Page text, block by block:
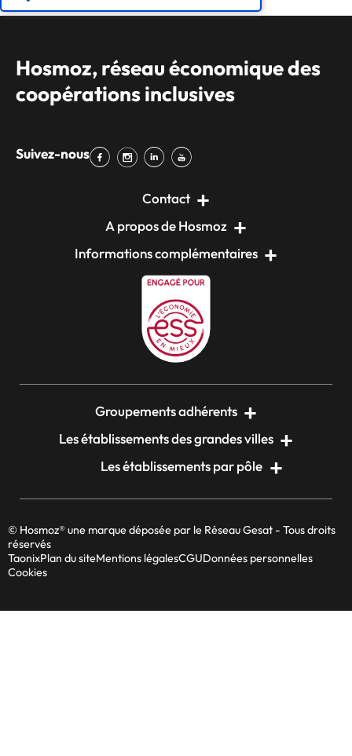
Hosmoz, réseau économique des
coopérations inclusives
Suivez-nous
Contact
A propos de Hosmoz
Informations complémentaires
Groupements adhérents
Les établissements des grandes villes
Les établissements par pôle
© Hosmoz® une marque déposée par le Réseau Gesat - Tous droits
réservés
TaonixPlan du siteMentions légalesCGUDonnées personnelles
Cookies